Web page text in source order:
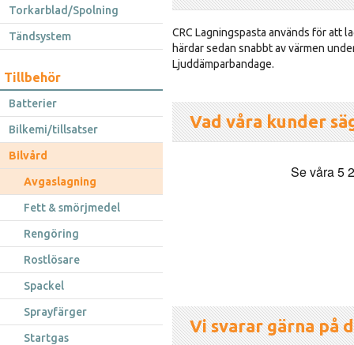
Torkarblad/Spolning
Tändsystem
Tillbehör
Batterier
Bilkemi/tillsatser
Bilvård
Avgaslagning
Fett & smörjmedel
Rengöring
Rostlösare
Spackel
Sprayfärger
Startgas
CRC Lagningspasta används för att
härdar sedan snabbt av värmen
Ljuddämparbandage.
Vad våra kunder
Vi svarar gärna på